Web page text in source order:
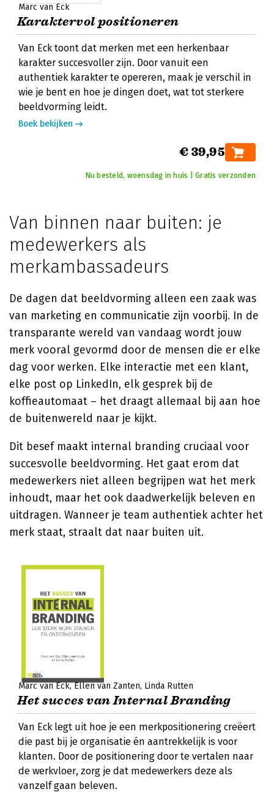
Marc van Eck
Karaktervol positioneren
Van Eck toont dat merken met een herkenbaar
karakter succesvoller zijn. Door vanuit een
authentiek karakter te opereren, maak je verschil in
wie je bent en hoe je dingen doet, wat tot sterkere
beeldvorming leidt.
Boek bekijken
€ 39,95
Nu besteld, woensdag in huis | Gratis verzonden
Van binnen naar buiten: je
medewerkers als
merkambassadeurs
De dagen dat beeldvorming alleen een zaak was
van marketing en communicatie zijn voorbij. In de
transparante wereld van vandaag wordt jouw
merk vooral gevormd door de mensen die er elke
dag voor werken. Elke interactie met een klant,
elke post op LinkedIn, elk gesprek bij de
koffieautomaat – het draagt allemaal bij aan hoe
de buitenwereld naar je kijkt.
Dit besef maakt internal branding cruciaal voor
succesvolle beeldvorming. Het gaat erom dat
medewerkers niet alleen begrijpen wat het merk
inhoudt, maar het ook daadwerkelijk beleven en
uitdragen. Wanneer je team authentiek achter het
merk staat, straalt dat naar buiten uit.
Marc van Eck Ellen van Zanten Linda Rutten
Het succes van Internal Branding
Van Eck legt uit hoe je een merkpositionering creëert
die past bij je organisatie én aantrekkelijk is voor
klanten. Door de positionering door te vertalen naar
de werkvloer, zorg je dat medewerkers deze als
vanzelf gaan beleven.